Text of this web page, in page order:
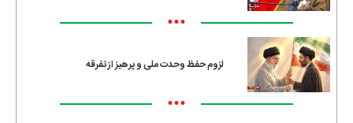
•••
لزوم حفظ وحدت ملی و پرهیز از تفرقه
•••